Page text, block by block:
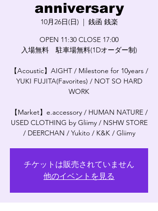
anniversary
10月26日(日)
  |
銭函 銭楽
OPEN 11:30 CLOSE 17:00
入場無料 駐車場無料(1Dオーダー制)
【Acoustic】AIGHT / Milestone for 10years /
YUKI FUJITA(Favorites) / NOT SO HARD
WORK
【Market】e.accessory / HUMAN NATURE /
USED CLOTHING by Gliimy / NSHW STORE
/ DEERCHAN / Yukito / K&K / Gliimy
チケットは販売されていません
他のイベントを見る